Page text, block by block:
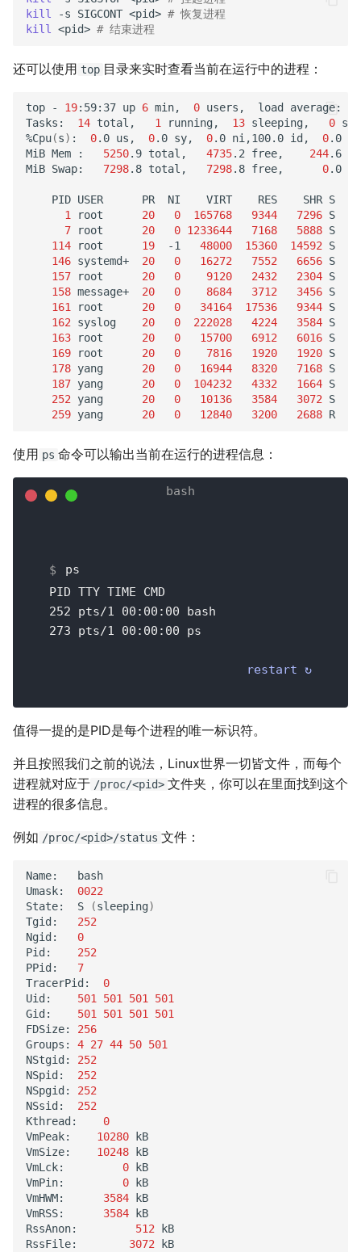
kill
-s SIGCONT <pid> # 恢复进程
kill
<pid> # 结束进程
还可以使用 top 目录来实时查看当前在运行中的进程：
top - 19:59:37 up 6 min, 0 users, load average:
Tasks:
14 total, 1 running, 13 sleeping, 0
%Cpu(s) : 0.0 us, 0.0 sy, 0.0 ni,100.0 id, 0.0
MiB Mem : 5250.9 total, 4735.2 free, 244.6
MiB Swap: 7298.8 total, 7298.8 free, 0.0
PID USER PR NI VIRT RES SHR S
1
root 20 0 165768 9344 7296 S
7
root 20 0 1233644 7168 5888 S
114
root 19 -1 48000 15360 14592 S
146 systemd+ 20 0 16272 7552 6656 S
157
root 20 0 9120 2432 2304 S
158 message+ 20 0 8684 3712 3456 S
161
root 20 0 34164 17536 9344 S
162
syslog 20 0 222028 4224 3584 S
163
root 20 0 15700 6912 6016 S
169
root 20 0 7816 1920 1920 S
178 yang 20 0 16944 8320 7168 S
187 yang 20 0 104232 4332 1664 S
252
yang 20 0 10136 3584 3072 S
259 yang 20 0 12840 3200 2688 R
使用 ps 命令可以输出当前在运行的进程信息：
ps
PID TTY TIME CMD
252 pts/1 00:00:00 bash
273 pts/1 00:00:00 ps
restart ↻
值得一提的是PID是每个进程的唯一标识符。
并且按照我们之前的说法，Linux世界一切皆文件，而每个
进程就对应于 /proc/<pid> 文件夹，你可以在里面找到这个
进程的很多信息。
例如 /proc/<pid>/status 文件：
Name:
bash
Umask:
0022
State:
S (sleeping)
Tgid:
252
Ngid:
0
Pid:
252
PPid:
7
TracerPid:
0
Uid:
501 501 501
501
Gid:
501 501 501
501
FDSize:
256
Groups:
4 27 44 50 501
NStgid:
252
NSpid:
252
NSpgid:
252
NSsid:
252
Kthread:
0
VmPeak:
10280
kB
VmSize:
10248
kB
VmLck:
0
kB
VmPin:
0
kB
VmHWM:
3584
kB
VmRSS:
3584
kB
RssAnon:
512
kB
RssFile:
3072
kB